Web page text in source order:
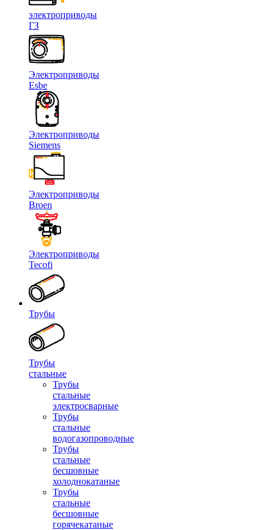
электроприводы
ГЗ
Электроприводы
Esbe
Электроприводы
Siemens
Электроприводы
Broen
Электроприводы
Tecofi
Трубы
Трубы
стальные
Трубы
стальные
электросварные
Трубы
стальные
водогазопроводные
Трубы
стальные
бесшовные
холоднокатаные
Трубы
стальные
бесшовные
горячекатаные